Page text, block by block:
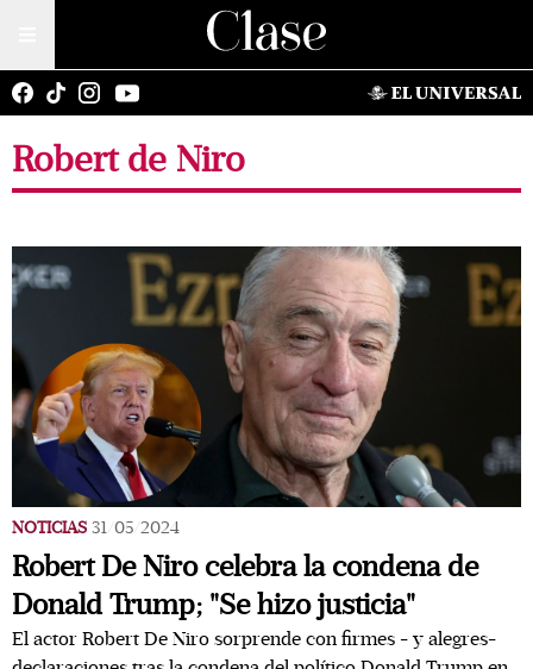
Robert de Niro
NOTICIAS 31/05/2024
Robert De Niro celebra la condena de
Donald Trump; "Se hizo justicia"
El actor Robert De Niro sorprende con firmes - y alegres-